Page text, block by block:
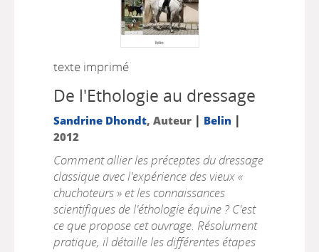
texte imprimé
De l'Ethologie au dressage
Sandrine Dhondt, Auteur | Belin |
2012
Comment allier les préceptes du dressage
classique avec l'expérience des vieux «
chuchoteurs » et les connaissances
scientifiques de l'éthologie équine ? C'est
ce que propose cet ouvrage. Résolument
pratique, il détaille les différentes étapes